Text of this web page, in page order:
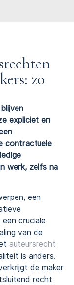
zo
expliciet en
contractuele
werk, zelfs na
een
cruciale
van de
auteursrecht
is anders.
de maker
recht